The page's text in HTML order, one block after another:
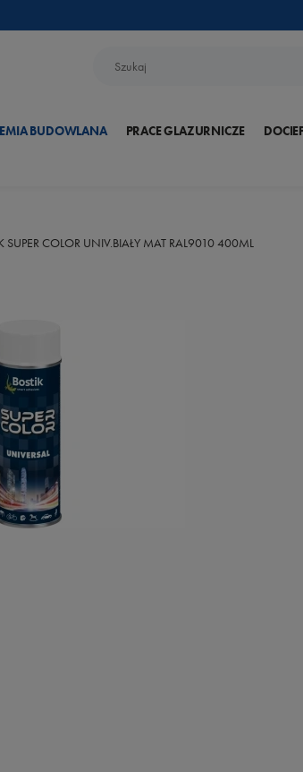
BUDOWLANA PRACE GLAZURNICZE
SUPER COLOR UNIV.BIAŁY MAT RAL9010 400ML